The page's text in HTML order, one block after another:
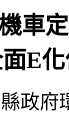
車
面E
政府